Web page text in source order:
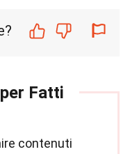
Fatti
contenuti